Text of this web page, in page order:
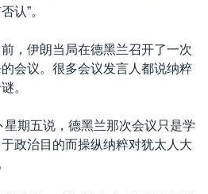
认”。
，伊朗当局在德黑兰召开了一次
会议。很多会议发言人都说纳粹
。
期五说，德黑兰那次会议只是学
政治目的而操纵纳粹对犹太人大